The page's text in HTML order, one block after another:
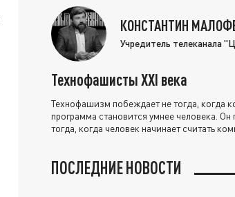
КОНСТАНТИН
Учредитель телеканала
Технофашисты XXI века
Технофашизм побеждает не тогда, когда
программа становится умнее человека.
тогда, когда человек начинает считать
ПОСЛЕДНИЕ НОВОСТИ